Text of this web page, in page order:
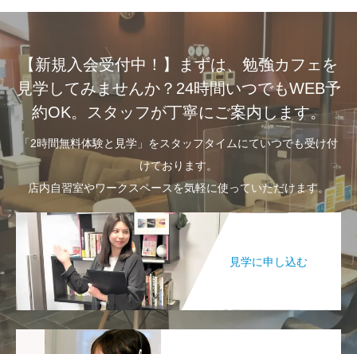
【新規入会受付中！】まずは、勉強カフェを
見学してみませんか？24時間いつでもWEB予
約OK。スタッフが丁寧にご案内します。
「2時間無料体験と見学」をスタッフタイムにていつでも受け付
けております。
店内自習室やワークスペースを気軽に使っていただけます。
見学に申し込む